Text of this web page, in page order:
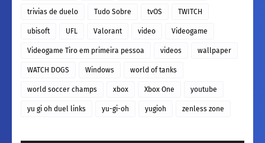
trivias de duelo Tudo Sobre tvOS TWITCH
ubisoft UFL Valorant video Videogame
Videogame Tiro em primeira pessoa videos wallpaper
WATCH DOGS Windows world of tanks
world soccer champs xbox Xbox One youtube
yu gi oh duel links yu-gi-oh yugioh zenless zone